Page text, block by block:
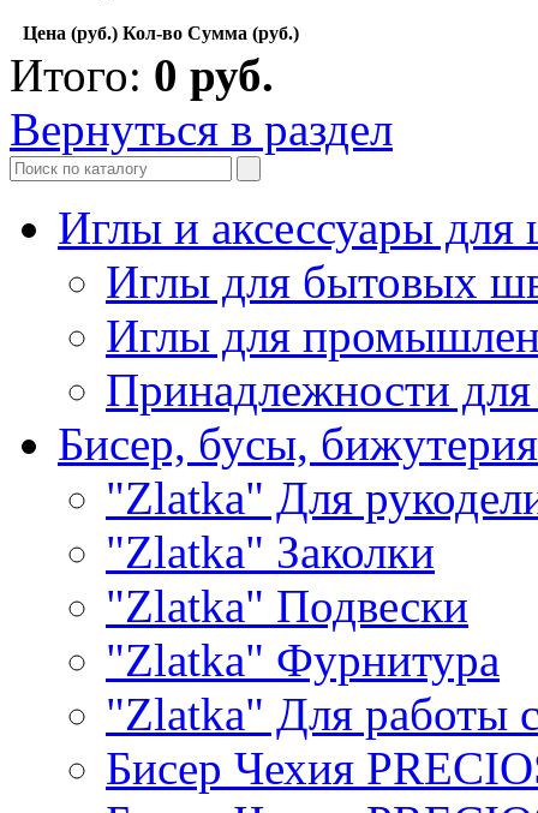
Цена (руб.) Кол-во Сумма (руб.)
Итого: 0 руб.
Вернуться в раздел
Иглы и аксессуары
Иглы для бытовых
Иглы для
Принадлежности
Бисер, бусы, бижутерия
"Zlatka" Для
"Zlatka" Заколки
"Zlatka" Подвески
"Zlatka" Фурнитура
"Zlatka" Для работы
Бисер Чехия